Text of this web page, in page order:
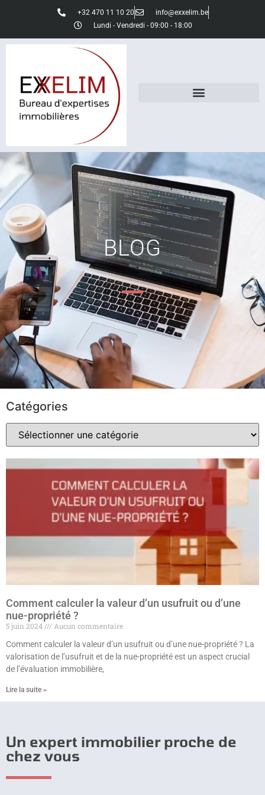
+32 470 11 10 20
info@exxelim.be
Lundi - Vendredi - 09:00 - 18:00
BLOG
Catégories
Comment calculer la valeur d’un usufruit ou d’une
nue-propriété ?
5 juin 2024
Aucun commentaire
Comment calculer la valeur d’un usufruit ou d’une nue-propriété ? La
valorisation de l’usufruit et de la nue-propriété est un aspect crucial
de l’évaluation immobilière,
Lire la suite »
Un expert immobilier proche de
chez vous